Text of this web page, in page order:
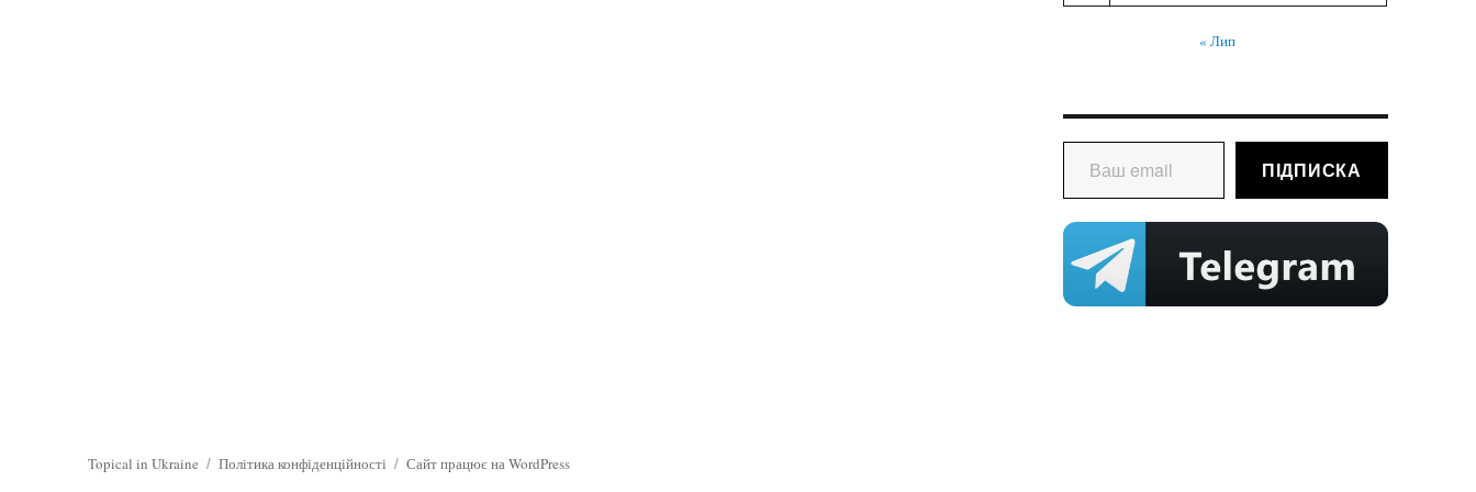
« Лип
Ваш email
ПІДПИСКА
Topical in Ukraine Політика конфіденційності Сайт працює на WordPress